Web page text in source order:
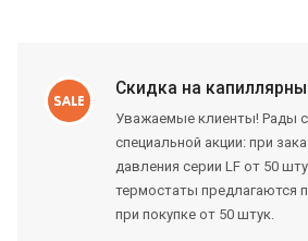
Скидка на
Уважаемые клиенты! Рады
специальной акции: при
давления серии LF от 50
термостаты предлагаются
при покупке от 50 штук.